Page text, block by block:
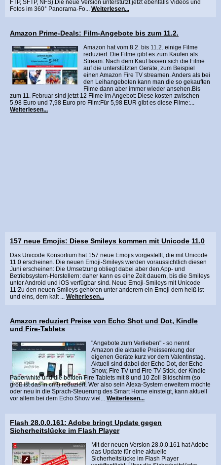
FTP, SFTP, NFS).Die neue Version unterstützt jetzt ebenfalls Videos und
Fotos im 360° Panorama-Fo... Weiterlesen...
Amazon Prime-Deals: Film-Angebote bis zum 11.2.
Amazon hat vom 8.2. bis 11.2. einige Filme
reduziert. Die Filme gibt es zum Kaufen als
Stream: Nach dem Kauf lassen sich die Filme
auf die unterstützten Geräte, zum Beispiel
einen Amazon Fire TV streamen. Anders als bei
den Leihangeboten kann man die so gekauften
Filme dann aber immer wieder ansehen.Bis
zum 11. Februar sind jetzt 12 Filme im Angebot: Diese kosten zwischen
5,98 Euro und 7,98 Euro pro Film:Für 5,98 EUR gibt es diese Filme:...
Weiterlesen...
157 neue Emojis: Diese Smileys kommen mit Unicode 11.0
Das Unicode Konsortium hat 157 neue Emojis vorgestellt, die mit Unicode
11.0 erscheinen. Die neuen Emoji-Smileys werden voraussichtlich diesen
Juni erscheinen: Die Umsetzung obliegt dabei aber den App- und
Betriebsystem-Herstellern: daher kann es eine Zeit dauern, bis die Smileys
unter Android und iOS verfügbar sind. Neue Emoji-Smileys mit Unicode
11:Zu den neuen Smileys gehören unter anderem ein Emoji dem heiß ist
und eins, dem kalt ... Weiterlesen...
Amazon reduziert Preise von Echo Shot und Dot, Kindle
und Fire-Tablets
"Angebote zum Verlieben" - so nennt
Amazon die aktuelle Preissenkung der
eigenen Geräte kurz vor dem Valentinstag.
Aktuell sind dabei der Echo Dot, der Echo
Show, Fire TV und Fire TV Stick, der Kindle
Paperwhite und die beiden Fire Tablets mit 8 und 10 Zoll Bildschirm (so
groß ist das in cm!) reduziert. Wer also sein Alexa-System erweitern möchte
oder neu in die Sprach-Steuerung des Smart Home einsteigt, kann aktuell
vor allem bei dem Echo Show viel... Weiterlesen...
Flash 28.0.0.161: Adobe bringt Update gegen
Sicherheitslücke im Flash Player
Mit der neuen Version 28.0.0.161 hat Adobe
das Update für eine aktuelle
Sicherheitslücke im Flash Player